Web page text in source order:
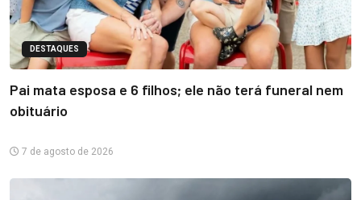
DESTAQUES
Pai mata esposa e 6 filhos; ele não terá funeral nem
obituário
7 de agosto de 2026